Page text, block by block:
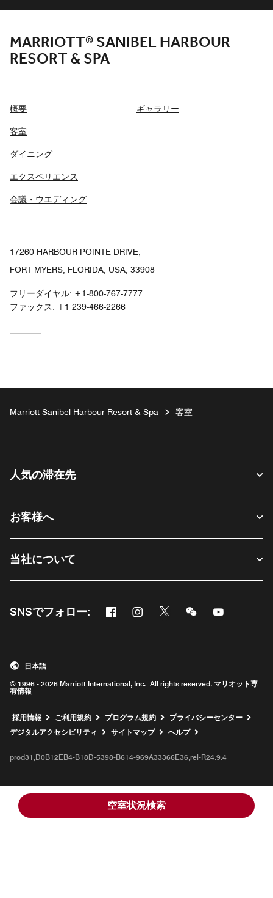
空室状況検索
MARRIOTT® SANIBEL HARBOUR
RESORT & SPA
概要
客室
ダイニング
エクスペリエンス
会議・ウエディング
ギャラリー
17260 HARBOUR POINTE DRIVE,
FORT MYERS, FLORIDA, USA, 33908
フリーダイヤル: +1-800-767-7777
ファックス: +1 239-466-2266
Marriott Sanibel Harbour Resort & Spa 客室
人気の滞在先
お客様へ
当社について
SNSでフォロー: Facebook
新しいウィンドウで開く
Instagram
新しいウィンドウで開く
Twitter
新しいウィンドウで開く
Messenger
新しいウィンドウ
新しいウィ
© 1996 - 2026 Marriott International, Inc. All rights reserved. マリオット専
有情報
日本語
採用情報 新しいウィンドウで開く
ご利用規約 プログラム規約
プライバシーセンター
デジタルアクセシビリティ
サイトマップ ヘルプ
prod31,D0B12EB4-B18D-5398-B614-969A33366E36,rel-R24.9.4